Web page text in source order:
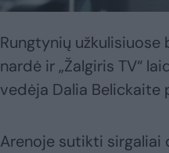
Rungtynių
nardė ir „Žalgiris TV“
vedėja Dalia Belickaite
Arenoje sutikti sirgaliai